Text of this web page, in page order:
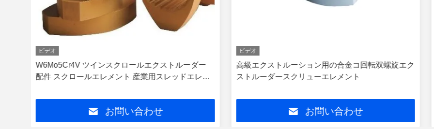
ビデオ
W6Mo5Cr4V ツインスクロールエクストルーダー
配件 スクロールエレメント 産業用スレッドエレメ
お問い合わせ
ビデオ
高級エクストルーション用の合金コ回転双螺旋エク
ストルーダースクリューエレメント
お問い合わせ